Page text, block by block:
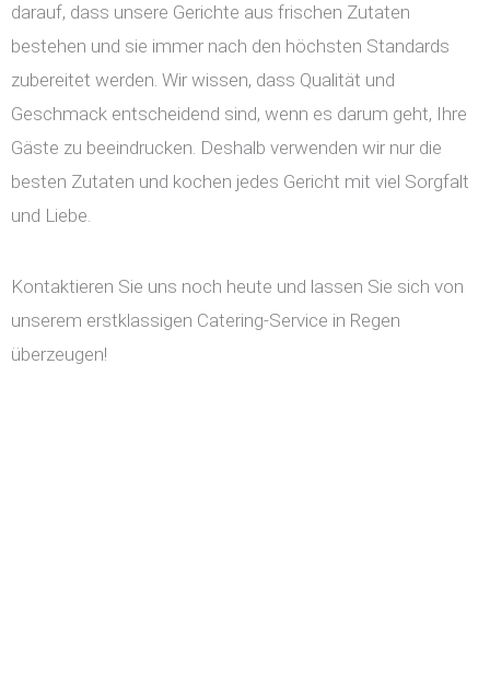
darauf, dass unsere Gerichte aus frischen Zutaten
bestehen und sie immer nach den höchsten Standards
zubereitet werden. Wir wissen, dass Qualität und
Geschmack entscheidend sind, wenn es darum geht, Ihre
Gäste zu beeindrucken. Deshalb verwenden wir nur die
besten Zutaten und kochen jedes Gericht mit viel Sorgfalt
und Liebe.
Kontaktieren Sie uns noch heute und lassen Sie sich von
unserem erstklassigen Catering-Service in Regen
überzeugen!